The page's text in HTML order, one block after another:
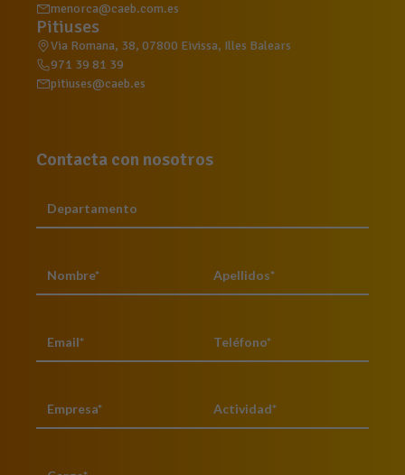
menorca@caeb.com.es
Pitiuses
Via Romana, 38, 07800 Eivissa, Illes Balears
971 39 81 39
pitiuses@caeb.es
Contacta con nosotros